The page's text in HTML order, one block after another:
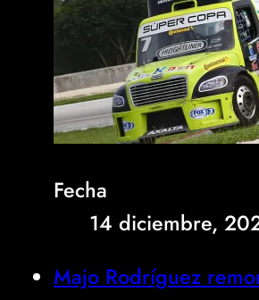
Fecha
14 diciembre,
Majo Rodríguez